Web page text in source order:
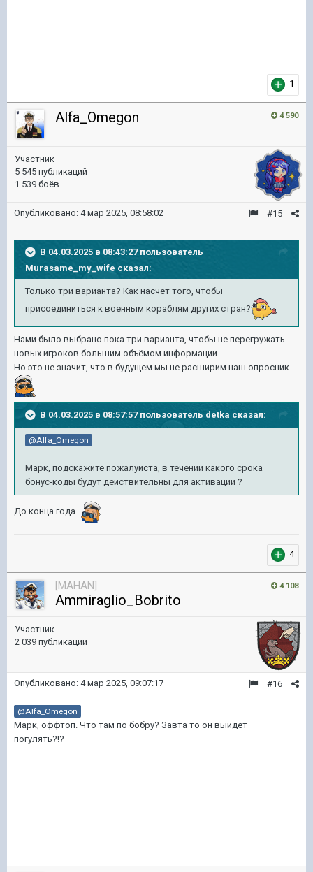
1
4 590
Alfa_Omegon
Участник
5 545 публикаций
1 539 боёв
#15
Опубликовано: 4 мар 2025, 08:58:02
В 04.03.2025 в 08:43:27 пользователь
Murasame_my_wife сказал:
Только три варианта? Как насчет того, чтобы
присоединиться к военным кораблям других стран?
Нами было выбрано пока три варианта, чтобы не перегружать
новых игроков большим объёмом информации.
Но это не значит, что в будущем мы не расширим наш опросник
В 04.03.2025 в 08:57:57 пользователь detka сказал:
@Alfa_Omegon
Марк, подскажите пожалуйста, в течении какого срока
бонус-коды будут действительны для активации ?
До конца года
4
4 108
[MAHAN]
Ammiraglio_Bobrito
Участник
2 039 публикаций
#16
Опубликовано: 4 мар 2025, 09:07:17
@Alfa_Omegon
Марк, оффтоп. Что там по бобру? Завта то он выйдет
погулять?!?